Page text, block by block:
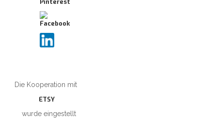
Die Kooperation mit
ETSY
wurde eingestellt